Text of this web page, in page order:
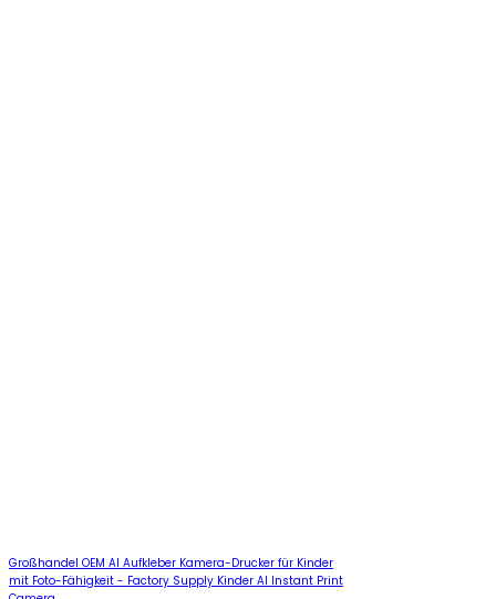
Großhandel OEM AI Aufkleber Kamera-Drucker für Kinder
mit Foto-Fähigkeit - Factory Supply Kinder AI Instant Print